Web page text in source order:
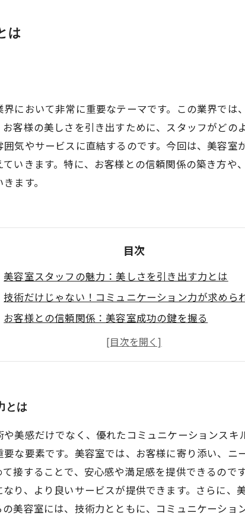
は
において非常に重要なテーマです。この業界では
客様の美しさを引き出すために、スタッフがどの
気やサービスに直結するのです。今回は、美容
いきます。特に、お客様との信頼関係の築き方
ます。
目次
美容室スタッフの魅力：美しさを引き出す力とは
技術だけじゃない！コミュニケーション力が求めら
お客様との信頼関係：美容室成功の鍵を握る
チームワークの重要性：スタッフ間の協力が生む安心
美容室をより魅力的にするスタッフの特性とは
まとめ：美容室スタッフが求められる魅力とは何か
とは
美感だけでなく、優れたコミュニケーションス
な要素です。美容室では、お客様に寄り添い、ニ
接することで、安心感や満足感を提供できるので
り、より良いサービスが提供できます。さらに、
美容室には、技術力とともに、コミュニケーシ